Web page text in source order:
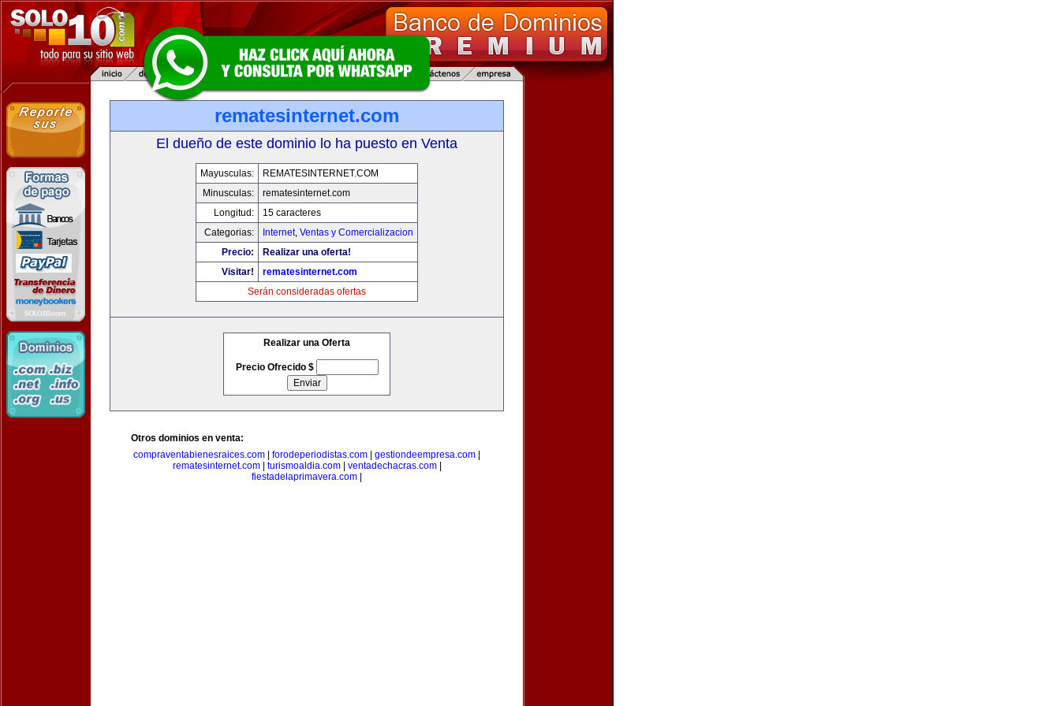
rematesinternet.com
El dueño de este dominio lo ha puesto en Venta
Mayusculas:
REMATESINTERNET.COM
Minusculas:
rematesinternet.com
Longitud:
15 caracteres
Categorias:
Internet, Ventas y Comercializacion
Precio:
Realizar una oferta!
Visitar!
rematesinternet.com
Serán consideradas ofertas
Realizar una Oferta
Precio Ofrecido $
Otros dominios en venta:
compraventabienesraices.com
forodeperiodistas.com gestiondeempresa.com
rematesinternet.com| turismoaldia.com| ventadechacras.com|
fiestadelaprimavera.com